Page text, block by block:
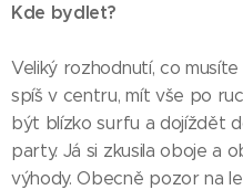
Kde bydlet?
Veliký rozhodnutí, co
spíš v centru, mít vše po
být blízko surfu a dojíždět
party. Já si zkusila oboje a
výhody. Obecně pozor na